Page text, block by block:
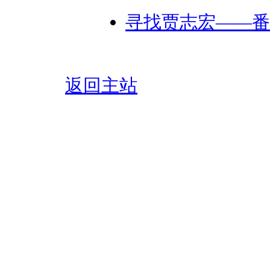
寻找贾志宏——
返回主站